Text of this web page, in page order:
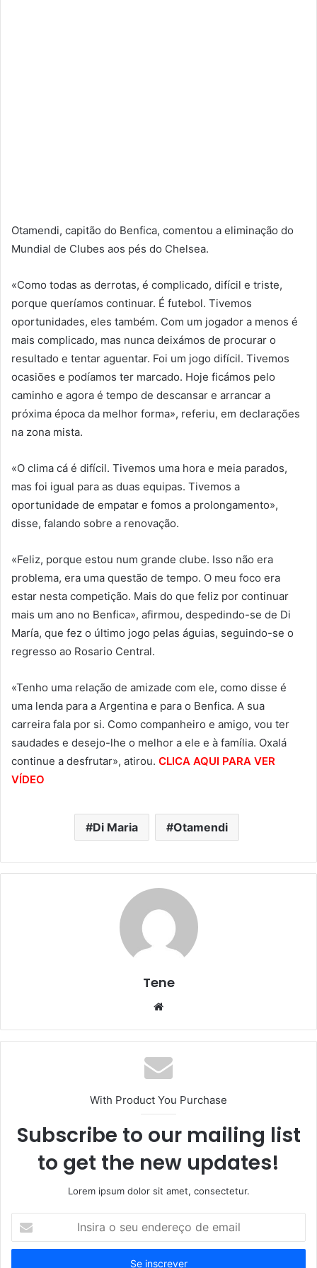
Otamendi, capitão do Benfica, comentou a eliminação do
Mundial de Clubes aos pés do Chelsea.
«Como todas as derrotas, é complicado, difícil e triste,
porque queríamos continuar. É futebol. Tivemos
oportunidades, eles também. Com um jogador a menos é
mais complicado, mas nunca deixámos de procurar o
resultado e tentar aguentar. Foi um jogo difícil. Tivemos
ocasiões e podíamos ter marcado. Hoje ficámos pelo
caminho e agora é tempo de descansar e arrancar a
próxima época da melhor forma», referiu, em declarações
na zona mista.
«O clima cá é difícil. Tivemos uma hora e meia parados,
mas foi igual para as duas equipas. Tivemos a
oportunidade de empatar e fomos a prolongamento»,
disse, falando sobre a renovação.
«Feliz, porque estou num grande clube. Isso não era
problema, era uma questão de tempo. O meu foco era
estar nesta competição. Mais do que feliz por continuar
mais um ano no Benfica», afirmou, despedindo-se de Di
María, que fez o último jogo pelas águias, seguindo-se o
regresso ao Rosario Central.
«Tenho uma relação de amizade com ele, como disse é
uma lenda para a Argentina e para o Benfica. A sua
carreira fala por si. Como companheiro e amigo, vou ter
saudades e desejo-lhe o melhor a ele e à família. Oxalá
continue a desfrutar», atirou. CLICA AQUI PARA VER
VÍDEO
Di Maria Otamendi
Tene
Website
With Product You Purchase
Subscribe to our mailing list
to get the new updates!
Lorem ipsum dolor sit amet, consectetur.
seu